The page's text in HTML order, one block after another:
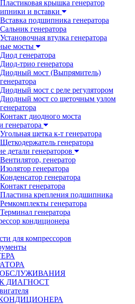
Пластиковая крышка генератор
и вставки
Вставка подшипника генератора
Сальник генератора
Установочная втулка генератора
мосты
Диод генератора
Диод-трио генератора
Диодный мост (Выпрямитель)
генератора
Диодный мост с реле регулятором
Диодный мост со щеточным узлом
генератора
Контакт диодного моста
генератора
Угольная щетка к-т генератора
Щеткодержатель генератора
детали генераторов
Вентилятор, генератор
Изолятор генератора
Конденсатор генератора
Контакт генератора
Пластина крепления подшипника
Ремкомплекты генератора
Терминал генератора
кондиционера
для компрессоров
ДИАГНОСТ